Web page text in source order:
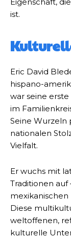
ist.
Eric David
hispano-
war seine
im
Seine Wurzeln
nationalen
Vielfalt.
Er wuchs mit
Traditionen auf
mexikanischen
Diese
weltoffenen,
kulturelle